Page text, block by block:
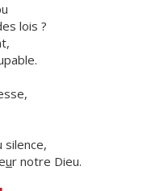
lois ?
silence,
ur notre Dieu.